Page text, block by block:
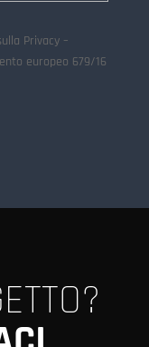
Privacy –
europeo 679/16